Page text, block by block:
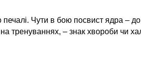
печалі. Чути в бою посвист ядра –
тренуваннях, – знак хвороби чи